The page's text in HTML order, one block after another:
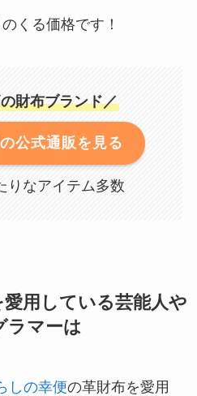
くる価格です！
財布ブランド／
公式通販を見る
りなアイテム多数
用している芸能人や
ラマーは
しの幸便の革財布を愛用